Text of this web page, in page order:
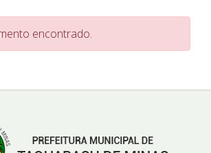
encontrado.